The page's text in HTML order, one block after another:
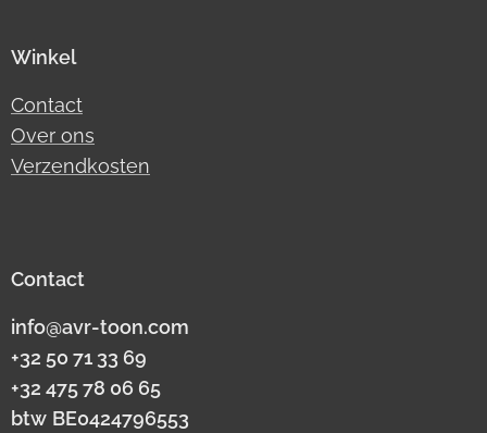
Winkel
Contact
Over ons
Verzendkosten
Contact
info@avr-toon.com
+32 50 71 33 69
+32 475 78 06 65
btw BE0424796553